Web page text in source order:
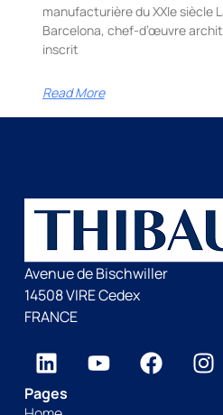
manufacturière du XXIe siècle
Barcelona, chef-d’œuvre
inscrit
Read More
Avenue de Bischwiller
14508 VIRE Cedex
FRANCE
Pages